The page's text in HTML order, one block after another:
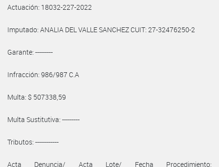
Actuación: 18032-227-2022
Imputado: ANALIA DEL VALLE SANCHEZ CUIT: 27-32476250-2
Garante: ---------
Infracción: 986/987 C.A
Multa: $ 507338,59
Multa Sustitutiva: ---------
Tributos: ------------
Acta Denuncia/ Acta Lote/ Fecha Procedimiento: